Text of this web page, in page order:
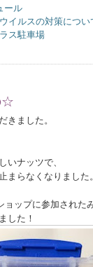
ール
イルスの対策につい
ス駐車場
☆
きました。
いナッツで、
まらなくなりました。
ョップに参加された
した！